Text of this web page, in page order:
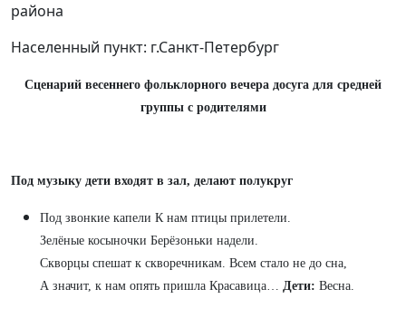
района
Населенный пункт: г.Санкт-Петербург
Сценарий весеннего фольклорного вечера досуга для средней
группы с родителями
Под музыку дети входят в зал, делают полукруг
Под звонкие капели К нам птицы прилетели.
Зелёные косыночки Берёзоньки надели.
Скворцы спешат к скворечникам. Всем стало не до сна,
А значит, к нам опять пришла Красавица… Дети: Весна.